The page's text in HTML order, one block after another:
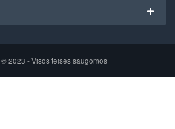
2023 - Visos teisės saugomos